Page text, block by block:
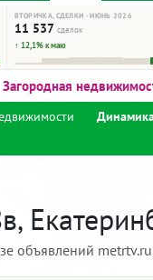
ВТОРИЧКА, СДЕЛКИ · ИЮНЬ 2026
11 537 сделок
↑ 12,1% к маю
Загородная
объявлений